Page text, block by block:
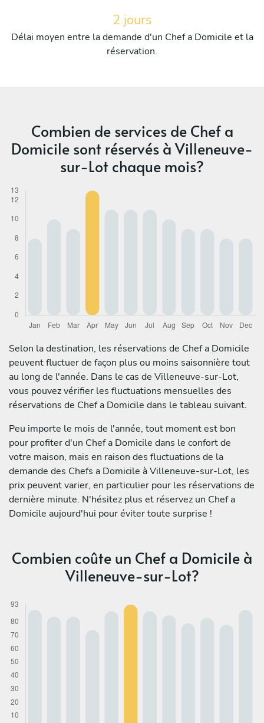
2 jours
Délai moyen entre la demande d'un Chef a Domicile et la
réservation.
Combien de services de Chef a
Domicile sont réservés à Villeneuve-
sur-Lot chaque mois?
Selon la destination, les réservations de Chef a Domicile
peuvent fluctuer de façon plus ou moins saisonnière tout
au long de l'année. Dans le cas de Villeneuve-sur-Lot,
vous pouvez vérifier les fluctuations mensuelles des
réservations de Chef a Domicile dans le tableau suivant.
Peu importe le mois de l'année, tout moment est bon
pour profiter d'un Chef a Domicile dans le confort de
votre maison, mais en raison des fluctuations de la
demande des Chefs a Domicile à Villeneuve-sur-Lot, les
prix peuvent varier, en particulier pour les réservations de
dernière minute. N'hésitez plus et réservez un Chef a
Domicile aujourd'hui pour éviter toute surprise !
Combien coûte un Chef a Domicile à
Villeneuve-sur-Lot?